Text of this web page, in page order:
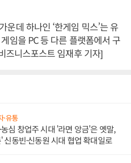
운데 하나인 ‘한게임 믹스’는 유
임을 PC 등 다른 플랫폼에서 구
즈니스포스트 임재후 기자]
·유통
농심 창업주 시대 '라면 앙금'은 옛말,
신동빈·신동원 시대 협업 확대일로